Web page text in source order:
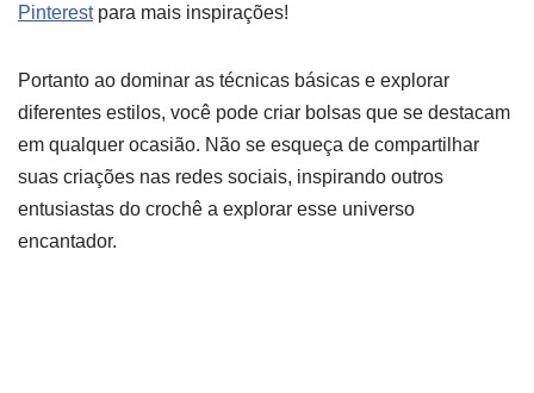
Pinterestpara mais inspirações!
Portanto ao dominar as técnicas básicas e explorar
diferentes estilos, você pode criar bolsas que se destacam
em qualquer ocasião. Não se esqueça de compartilhar
suas criações nas redes sociais, inspirando outros
entusiastas do crochê a explorar esse universo
encantador.